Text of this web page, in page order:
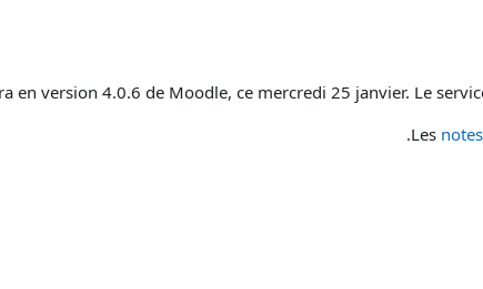
en version 4.0.6 de Moodle, ce mercredi 25 janvier. Le
Les